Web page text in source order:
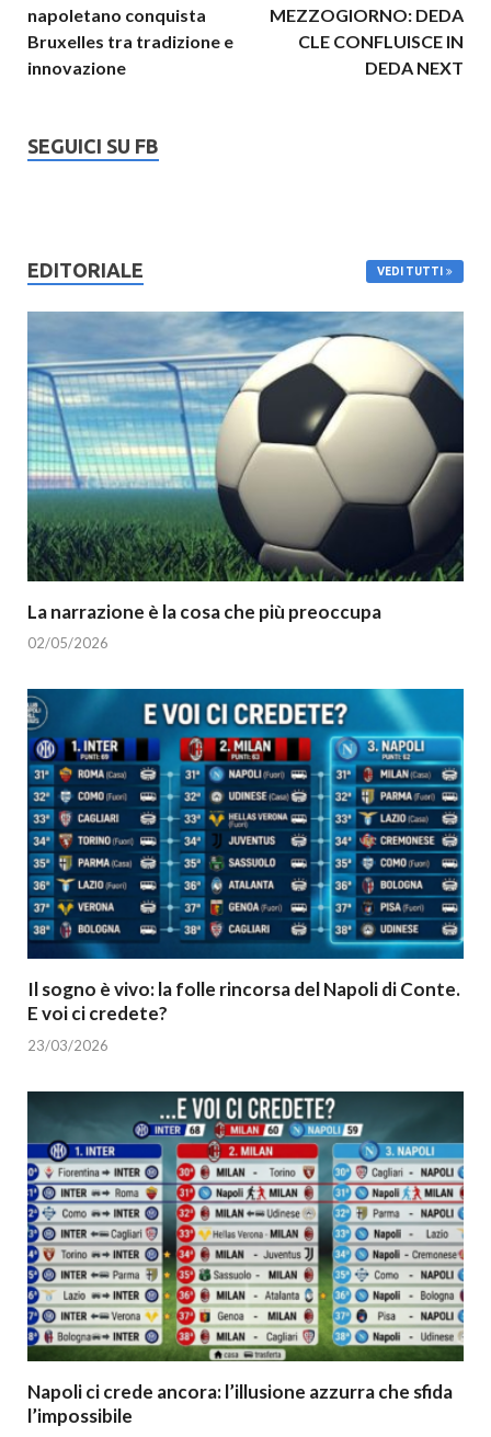
napoletano conquista
Bruxelles tra tradizione e
innovazione
MEZZOGIORNO: DEDA
CLE CONFLUISCE IN
DEDA NEXT
SEGUICI SU FB
EDITORIALE VEDI TUTTI
La narrazione è la cosa che più preoccupa
02/05/2026
Il sogno è vivo: la folle rincorsa del Napoli di Conte.
E voi ci credete?
23/03/2026
Napoli ci crede ancora: l’illusione azzurra che sfida
l’impossibile